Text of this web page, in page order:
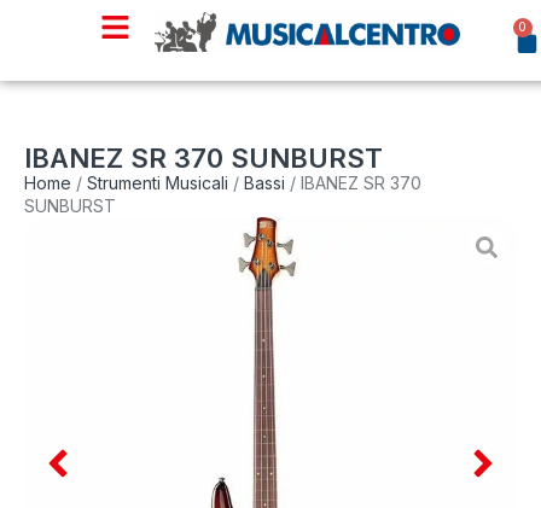
0
IBANEZ SR 370 SUNBURST
Home / Strumenti Musicali / Bassi / IBANEZ SR 370
SUNBURST